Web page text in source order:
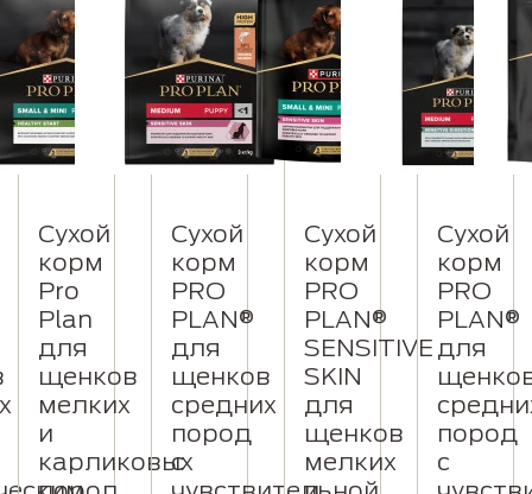
Сухой
корм
Pro
Plan
для
щенков
мелких
и
карликовых
Сухой
корм
PRO
PLAN®
для
щенков
средних
пород
с
Сухой
корм
PRO
PLAN®
SENSITIVE
SKIN
для
щенков
мелких
Сухой
корм
PRO
PLAN®
для
пород
с